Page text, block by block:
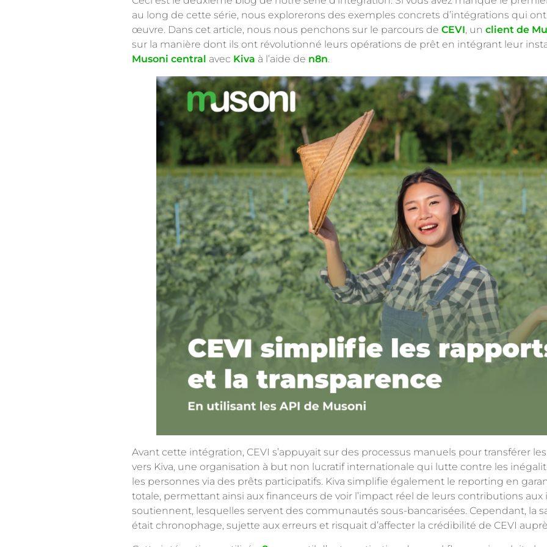
au long de cette série, nous explorerons des exemples concrets d’intégrations qui
œuvre. Dans cet article, nous nous penchons sur le parcours de CEVI, un client de
sur la manière dont ils ont révolutionné leurs opérations de prêt en intégrant leur
Musoni central avec Kiva à l’aide de n8n.
Avant cette intégration, CEVI s’appuyait sur des processus manuels pour transférer
vers Kiva, une organisation à but non lucratif internationale qui lutte contre les
les personnes via des prêts participatifs. Kiva simplifie également le reporting en
totale, permettant ainsi aux financeurs de voir l’impact réel de leurs contributions aux
soutiennent, lesquelles servent des communautés sous-bancarisées. Cependant, la
était chronophage, sujette aux erreurs et risquait d’affecter la crédibilité de CEVI